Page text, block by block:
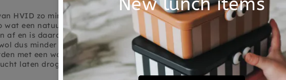
HVID zo min mogelijk. De lanoline in de wol
wat een natuurlijk antibacterieel is. Wol stoot
en is daardoor zeer onderhoudsvriendelijk.
dus minder vaak te wassen
met een wolwasmiddel, wij adviseren
laten drogen.